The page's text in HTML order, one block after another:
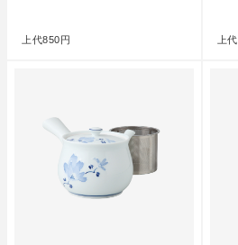
上代850円 上代